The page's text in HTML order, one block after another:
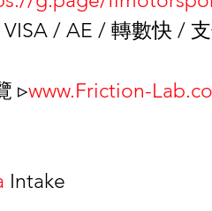
VISA / AE / 轉數快 /
▹www.Friction-
Intake